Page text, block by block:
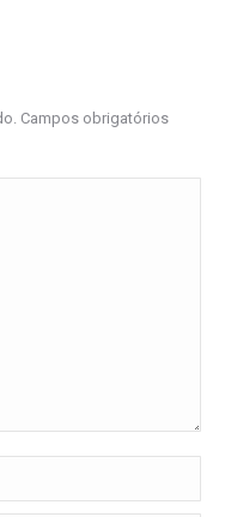
Campos obrigatórios